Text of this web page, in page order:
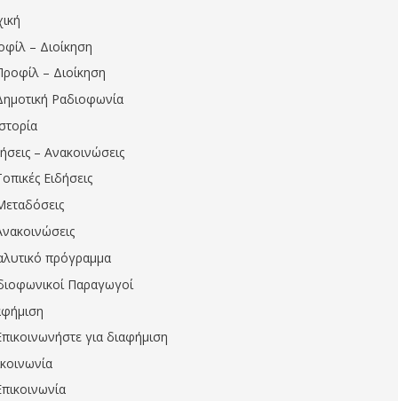
– Διοίκηση
– Διοίκηση
Ραδιοφωνία
– Ανακοινώσεις
Ειδήσεις
πρόγραμμα
Παραγωγοί
για διαφήμιση